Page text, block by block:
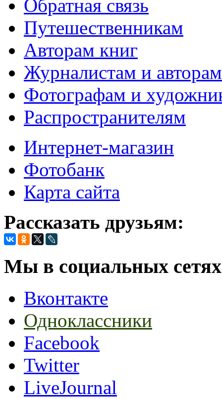
Обратная связь
Путешественникам
Авторам книг
Журналистам и авторам
Фотографам и
Распространителям
Интернет-магазин
Фотобанк
Карта сайта
Рассказать друзьям:
Мы в социальных
Вконтакте
Одноклассники
Facebook
Twitter
LiveJournal